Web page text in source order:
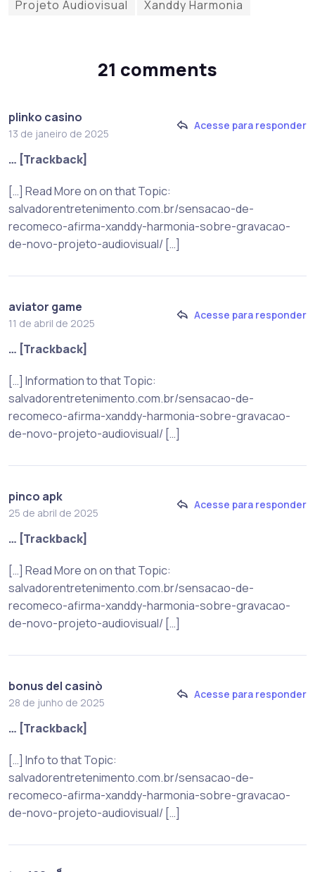
Projeto Audiovisual
Xanddy Harmonia
21 comments
plinko casino
13 de janeiro de 2025
Acesse para responder
… [Trackback]
[…] Read More on on that Topic:
salvadorentretenimento.com.br/sensacao-de-
recomeco-afirma-xanddy-harmonia-sobre-gravacao-
de-novo-projeto-audiovisual/ […]
aviator game
11 de abril de 2025
Acesse para responder
… [Trackback]
[…] Information to that Topic:
salvadorentretenimento.com.br/sensacao-de-
recomeco-afirma-xanddy-harmonia-sobre-gravacao-
de-novo-projeto-audiovisual/ […]
pinco apk
25 de abril de 2025
Acesse para responder
… [Trackback]
[…] Read More on on that Topic:
salvadorentretenimento.com.br/sensacao-de-
recomeco-afirma-xanddy-harmonia-sobre-gravacao-
de-novo-projeto-audiovisual/ […]
bonus del casinò
28 de junho de 2025
Acesse para responder
… [Trackback]
[…] Info to that Topic:
salvadorentretenimento.com.br/sensacao-de-
recomeco-afirma-xanddy-harmonia-sobre-gravacao-
de-novo-projeto-audiovisual/ […]